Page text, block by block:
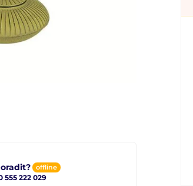
offline
555 222 029